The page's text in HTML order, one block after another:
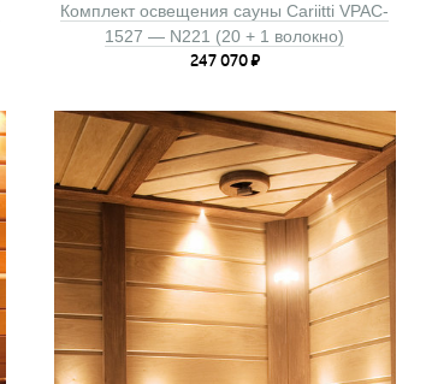
Комплект освещения сауны Cariitti VPAC-
1527 — N221 (20 + 1 волокно)
247 070₽